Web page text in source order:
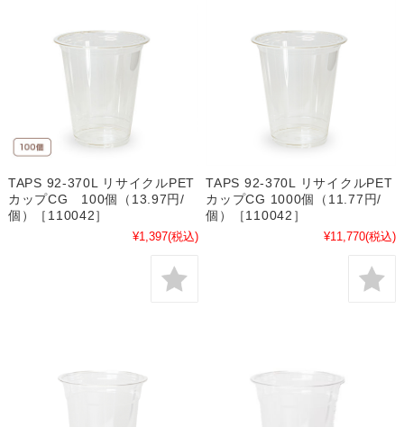
TAPS 92-370L リサイクルPET
カップCG 100個（13.97円/
個）［110042］
¥1,397(税込)
TAPS 92-370L リサイクルPET
カップCG 1000個（11.77円/
個）［110042］
¥11,770(税込)